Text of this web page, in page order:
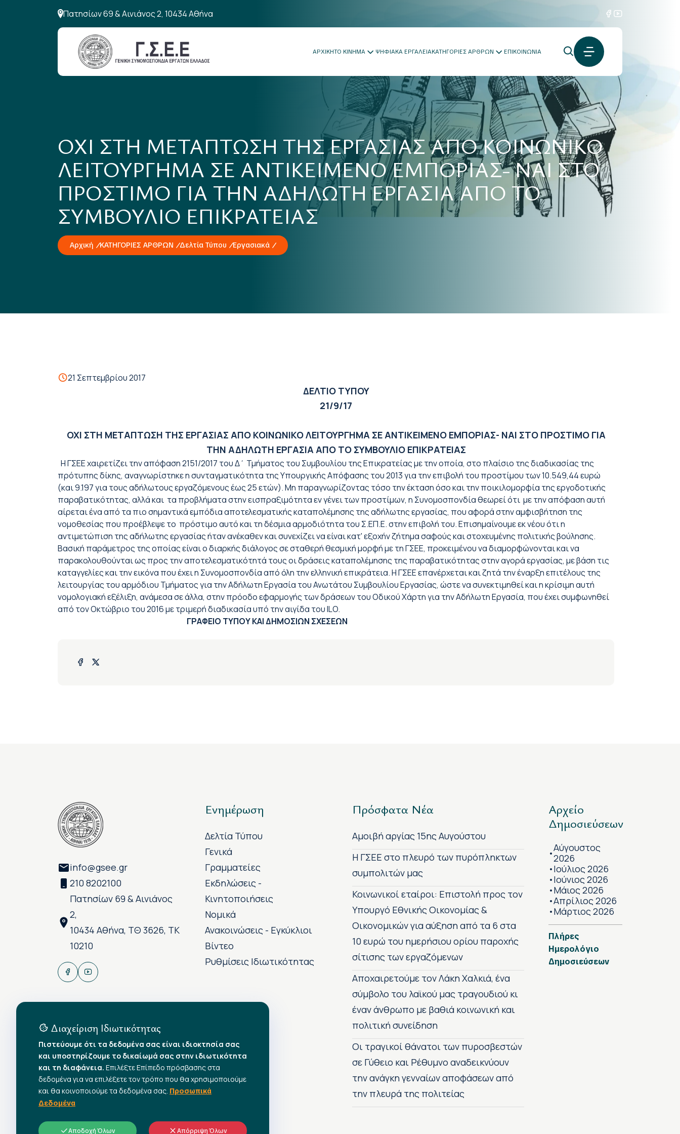
Πατησίων 69 & Αινιάνος 2, 10434 Αθήνα
ΑΡΧΙΚΗΤΟ ΚΙΝΗΜΑ ΨΗΦΙΑΚΑ ΕΡΓΑΛΕΙΑΚΑΤΗΓΟΡΙΕΣ ΑΡΘΡΩΝ ΕΠΙΚΟΙΝΩΝΙΑ
ΟΧΙ ΣΤΗ ΜΕΤΑΠΤΩΣΗ ΤΗΣ ΕΡΓΑΣΙΑΣ ΑΠΟ ΚΟΙΝΩΝΙΚΟ
ΛΕΙΤΟΥΡΓΗΜΑ ΣΕ ΑΝΤΙΚΕΙΜΕΝΟ ΕΜΠΟΡΙΑΣ- ΝΑΙ ΣΤΟ
ΠΡΟΣΤΙΜΟ ΓΙΑ ΤΗΝ ΑΔΗΛΩΤΗ ΕΡΓΑΣΙΑ ΑΠΟ ΤΟ
ΣΥΜΒΟΥΛΙΟ ΕΠΙΚΡΑΤΕΙΑΣ
Αρχική ΚΑΤΗΓΟΡΙΕΣ ΑΡΘΡΩΝ Δελτία Τύπου Εργασιακά
21 Σεπτεμβρίου 2017
ΔΕΛΤΙΟ ΤΥΠΟΥ
21/9/17
ΟΧΙ ΣΤΗ ΜΕΤΑΠΤΩΣΗ ΤΗΣ ΕΡΓΑΣΙΑΣ ΑΠΟ ΚΟΙΝΩΝΙΚΟ ΛΕΙΤΟΥΡΓΗΜΑ ΣΕ ΑΝΤΙΚΕΙΜΕΝΟ ΕΜΠΟΡΙΑΣ- ΝΑΙ ΣΤΟ ΠΡΟΣΤΙΜΟ ΓΙΑ
ΤΗΝ ΑΔΗΛΩΤΗ ΕΡΓΑΣΙΑ ΑΠΟ ΤΟ ΣΥΜΒΟΥΛΙΟ ΕΠΙΚΡΑΤΕΙΑΣ
Η ΓΣΕΕ χαιρετίζει την απόφαση 2151/2017 του Δ΄ Τμήματος του Συμβουλίου της Επικρατείας με την οποία, στο πλαίσιο της διαδικασίας της
πρότυπης δίκης, αναγνωρίστηκε η συνταγματικότητα της Υπουργικής Απόφασης του 2013 για την επιβολή του προστίμου των 10.549,44 ευρώ
(και 9.197 για τους αδήλωτους εργαζόμενους έως 25 ετών). Μη παραγνωρίζοντας τόσο την έκταση όσο και την ποικιλομορφία της εργοδοτικής
παραβατικότητας, αλλά και τα προβλήματα στην εισπραξιμότητα εν γένει των προστίμων, η Συνομοσπονδία θεωρεί ότι με την απόφαση αυτή
αίρεται ένα από τα πιο σημαντικά εμπόδια αποτελεσματικής καταπολέμησης της αδήλωτης εργασίας, που αφορά στην αμφισβήτηση της
νομοθεσίας που προέβλεψε το πρόστιμο αυτό και τη δέσμια αρμοδιότητα του Σ.ΕΠ.Ε. στην επιβολή του. Επισημαίνουμε εκ νέου ότι η
αντιμετώπιση της αδήλωτης εργασίας ήταν ανέκαθεν και συνεχίζει να είναι κατ' εξοχήν ζήτημα σαφούς και στοχευμένης πολιτικής βούλησης.
Βασική παράμετρος της οποίας είναι ο διαρκής διάλογος σε σταθερή θεσμική μορφή με τη ΓΣΕΕ, προκειμένου να διαμορφώνονται και να
παρακολουθούνται ως προς την αποτελεσματικότητά τους οι δράσεις καταπολέμησης της παραβατικότητας στην αγορά εργασίας, με βάση τις
καταγγελίες και την εικόνα που έχει η Συνομοσπονδία από όλη την ελληνική επικράτεια. Η ΓΣΕΕ επανέρχεται και ζητά την έναρξη επιτέλους της
λειτουργίας του αρμόδιου Τμήματος για την Αδήλωτη Εργασία του Ανωτάτου Συμβουλίου Εργασίας, ώστε να συνεκτιμηθεί και η κρίσιμη αυτή
νομολογιακή εξέλιξη, ανάμεσα σε άλλα, στην πρόοδο εφαρμογής των δράσεων του Οδικού Χάρτη για την Αδήλωτη Εργασία, που έχει συμφωνηθεί
από τον Οκτώβριο του 2016 με τριμερή διαδικασία υπό την αιγίδα του ILO.
ΓΡΑΦΕΙΟ ΤΥΠΟΥ ΚΑΙ ΔΗΜΟΣΙΩΝ ΣΧΕΣΕΩΝ
info@gsee.gr
210 8202100
Πατησίων 69 & Αινιάνος
2,
10434 Αθήνα, ΤΘ 3626, ΤΚ
10210
Ενημέρωση
Δελτία Τύπου
Γενικά
Γραμματείες
Εκδηλώσεις -
Κινητοποιήσεις
Νομικά
Ανακοινώσεις - Εγκύκλιοι
Βίντεο
Ρυθμίσεις Ιδιωτικότητας
Πρόσφατα Νέα
Αμοιβή αργίας 15ης Αυγούστου
H ΓΣΕΕ στο πλευρό των πυρόπληκτων
συμπολιτών μας
Κοινωνικοί εταίροι: Επιστολή προς τον
Υπουργό Εθνικής Οικονομίας &
Οικονομικών για αύξηση από τα 6 στα
10 ευρώ του ημερήσιου ορίου παροχής
σίτισης των εργαζόμενων
Αποχαιρετούμε τον Λάκη Χαλκιά, ένα
σύμβολο του λαϊκού μας τραγουδιού κι
έναν άνθρωπο με βαθιά κοινωνική και
πολιτική συνείδηση
Οι τραγικοί θάνατοι των πυροσβεστών
σε Γύθειο και Ρέθυμνο αναδεικνύουν
την ανάγκη γενναίων αποφάσεων από
την πλευρά της πολιτείας
Αρχείο
Δημοσιεύσεων
•Αύγουστος
2026
•Ιούλιος 2026
•Ιούνιος 2026
•Μάιος 2026
•Απρίλιος 2026
•Μάρτιος 2026
Πλήρες
Ημερολόγιο
Δημοσιεύσεων
Διαχείριση Ιδιωτικότητας
Πιστεύουμε ότι τα δεδομένα σας είναι ιδιοκτησία σας
και υποστηρίζουμε το δικαίωμά σας στην ιδιωτικότητα
και τη διαφάνεια. Επιλέξτε Επίπεδο πρόσβασης στα
δεδομένα για να επιλέξετε τον τρόπο που θα χρησιμοποιούμε
και θα κοινοποιούμε τα δεδομένα σας. Προσωπικά
Δεδομένα
Αποδοχή Όλων Απόρριψη Όλων